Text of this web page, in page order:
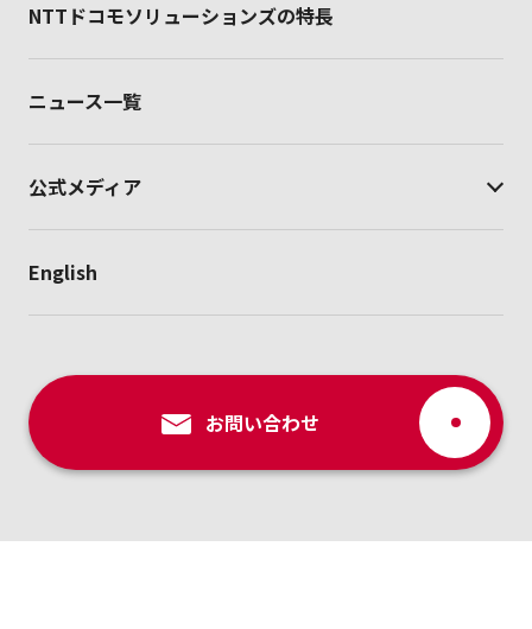
NTTドコモソリューションズの特長
ニュース一覧
公式メディア
English
お問い合わせ